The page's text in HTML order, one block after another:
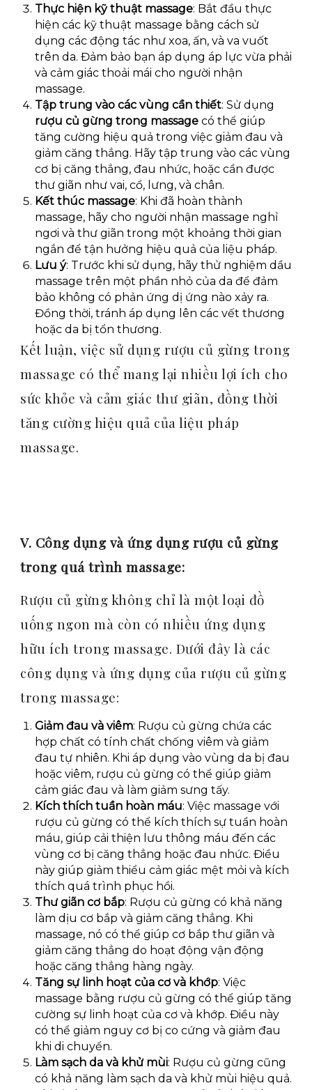
Thực hiện kỹ thuật massage: Bắt đầu thực
hiện các kỹ thuật massage bằng cách sử
dụng các động tác như xoa, ấn, và va vuốt
trên da. Đảm bảo bạn áp dụng áp lực vừa phải
và cảm giác thoải mái cho người nhận
massage.
Tập trung vào các vùng cần thiết: Sử dụng
rượu củ gừng trong massagecó thể giúp
tăng cường hiệu quả trong việc giảm đau và
giảm căng thẳng. Hãy tập trung vào các vùng
cơ bị căng thẳng, đau nhức, hoặc cần được
thư giãn như vai, cổ, lưng, và chân.
Kết thúc massage: Khi đã hoàn thành
massage, hãy cho người nhận massage nghỉ
ngơi và thư giãn trong một khoảng thời gian
ngắn để tận hưởng hiệu quả của liệu pháp.
Lưu ý: Trước khi sử dụng, hãy thử nghiệm dầu
massage trên một phần nhỏ của da để đảm
bảo không có phản ứng dị ứng nào xảy ra.
Đồng thời, tránh áp dụng lên các vết thương
hoặc da bị tổn thương.
Kết luận, việc sử dụng rượu củ gừng trong
massage có thể mang lại nhiều lợi ích cho
sức khỏe và cảm giác thư giãn, đồng thời
tăng cường hiệu quả của liệu pháp
massage.
V. Công dụng và ứng dụng rượu củ gừng
trong quá trình massage:
Rượu củ gừng không chỉ là một loại đồ
uống ngon mà còn có nhiều ứng dụng
hữu ích trong massage. Dưới đây là các
công dụng và ứng dụng của rượu củ gừng
trong massage:
Giảm đau và viêm: Rượu củ gừng chứa các
hợp chất có tính chất chống viêm và giảm
đau tự nhiên. Khi áp dụng vào vùng da bị đau
hoặc viêm, rượu củ gừng có thể giúp giảm
cảm giác đau và làm giảm sưng tấy.
Kích thích tuần hoàn máu: Việc massage với
rượu củ gừng có thể kích thích sự tuần hoàn
máu, giúp cải thiện lưu thông máu đến các
vùng cơ bị căng thẳng hoặc đau nhức. Điều
này giúp giảm thiểu cảm giác mệt mỏi và kích
thích quá trình phục hồi.
Thư giãn cơ bắp: Rượu củ gừng có khả năng
làm dịu cơ bắp và giảm căng thẳng. Khi
massage, nó có thể giúp cơ bắp thư giãn và
giảm căng thẳng do hoạt động vận động
hoặc căng thẳng hàng ngày.
Tăng sự linh hoạt của cơ và khớp: Việc
massage bằng rượu củ gừng có thể giúp tăng
cường sự linh hoạt của cơ và khớp. Điều này
có thể giảm nguy cơ bị co cứng và giảm đau
khi di chuyển.
Làm sạch da và khử mùi: Rượu củ gừng cũng
có khả năng làm sạch da và khử mùi hiệu quả.